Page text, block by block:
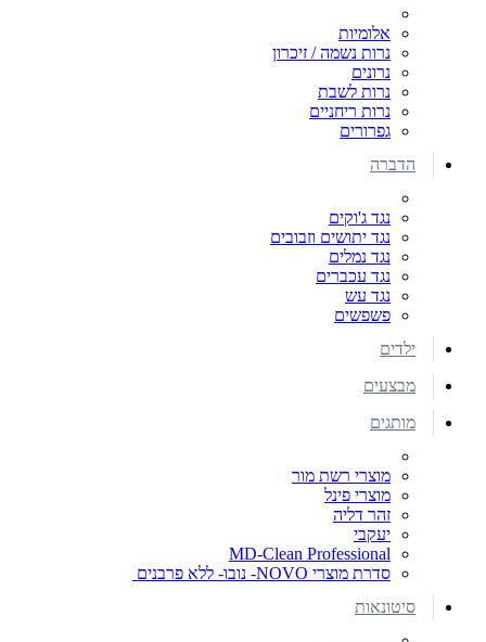
אלומיות
נרות נשמה / זיכרון
נרונים
נרות לשבת
נרות ריחניים
גפרורים
הדברה
נגד ג'וקים
נגד יתושים וזבובים
נגד נמלים
נגד עכברים
נגד עש
פשפשים
ילדים
מבצעים
מותגים
מוצרי רשת מור
מוצרי פינל
זהר דליה
יעקבי
MD-Clean Professional
סדרת מוצרי NOVO- נובו- ללא פרבנים
סיטונאות